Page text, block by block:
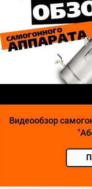
Видеообзор